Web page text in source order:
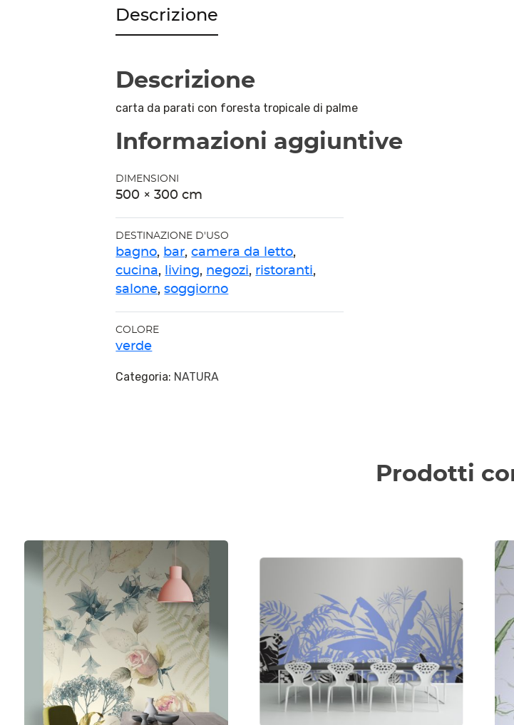
Descrizione
Descrizione
carta da parati con foresta tropicale di palme
Informazioni aggiuntive
DIMENSIONI
500 × 300 cm
DESTINAZIONE D'USO
bagno, bar,camera da letto,
cucina, living, negozi, ristoranti,
salone,soggiorno
COLORE
verde
Categoria: NATURA
Prodotti